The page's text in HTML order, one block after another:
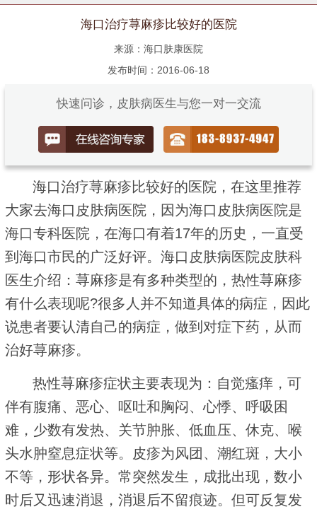
海口治疗荨麻疹比较好的医院
来源：海口肤康医院
发布时间：2016-06-18
快速问诊，皮肤病医生与您一对一交流
海口治疗荨麻疹比较好的医院，在这里推荐
大家去海口皮肤病医院，因为海口皮肤病医院是
海口专科医院，在海口有着17年的历史，一直受
到海口市民的广泛好评。海口皮肤病医院皮肤科
医生介绍：荨麻疹是有多种类型的，热性荨麻疹
有什么表现呢?很多人并不知道具体的病症，因此
说患者要认清自己的病症，做到对症下药，从而
治好荨麻疹。
热性荨麻疹症状主要表现为：自觉瘙痒，可
伴有腹痛、恶心、呕吐和胸闷、心悸、呼吸困
难，少数有发热、关节肿胀、低血压、休克、喉
头水肿窒息症状等。皮疹为风团、潮红斑，大小
不等，形状各异。常突然发生，成批出现，数小
时后又迅速消退，消退后不留痕迹。但可反复发